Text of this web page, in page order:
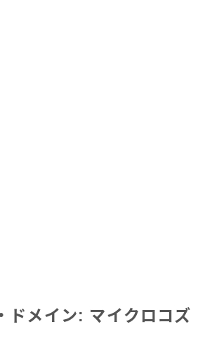
ドメイン: マイクロコズ